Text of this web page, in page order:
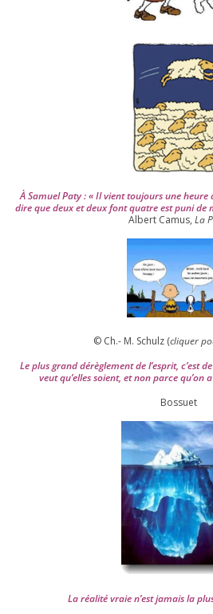
À Samuel Paty : « Il vient tou­jours une heure
dire que deux et deux font quatre est puni de
Albert Camus, La
© Ch.- M. Schulz (cli­quer
Le plus grand dérè­gle­ment de l’es­prit, c’est
veut qu’elles soient, et non parce qu’on
Bossuet
La réa­lité vraie n’est jamais la